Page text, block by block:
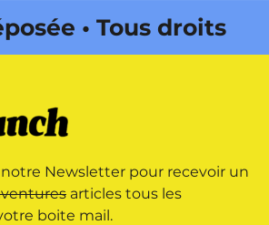
• Tous droits
• Tous droits
Onda Web •
Newsletter pour recevoir un
articles tous les
boite mail.